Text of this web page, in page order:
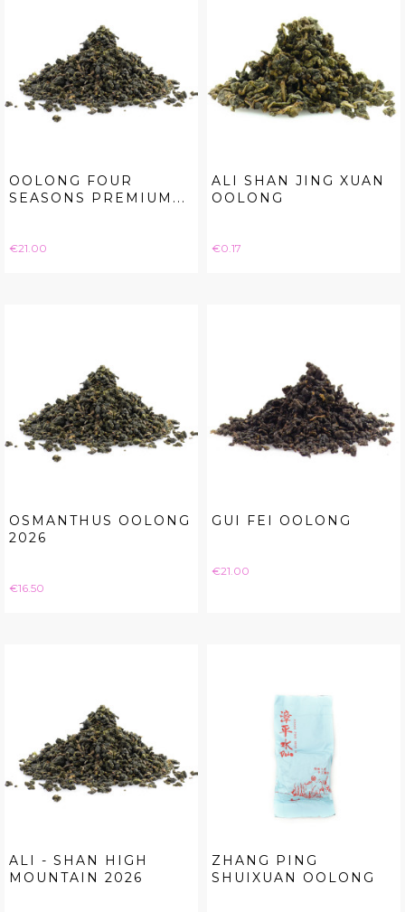
OOLONG FOUR
SEASONS PREMIUM...
Price
€21.00
ALI SHAN JING XUAN
OOLONG
Price
€0.17
OSMANTHUS OOLONG
2026
Price
€16.50
GUI FEI OOLONG
Price
€21.00
ALI - SHAN HIGH
MOUNTAIN 2026
ZHANG PING
SHUIXUAN OOLONG